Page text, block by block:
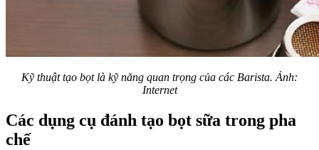
Kỹ thuật tạo bọt là kỹ năng quan trọng của các Barista. Ảnh:
Internet
Các dụng cụ đánh tạo bọt sữa trong pha
chế